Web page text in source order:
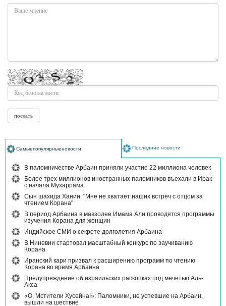
Самыепопулярныеновости Последние новости
В паломничестве Арбаин приняли участие 22 миллиона человек
Более трех миллионов иностранных паломников въехали в Ирак
с начала Мухаррама
Сын шахида Хании: "Мне не хватает наших встреч с отцом за
чтением Корана"
В период Арбаина в мавзолее Имама Али проводятся программы
изучения Корана для женщин
Индийское СМИ о секрете долголетия Арбаина
В Ниневии стартовал масштабный конкурс по заучиванию
Корана
Иранский кари призвал к расширению программ по чтению
Корана во время Арбаина
Предупреждение об израильских раскопках под мечетью Аль-
Акса
«О, Мстители Хусейна!»: Паломники, не успевшие на Арбаин,
вышли на шествие